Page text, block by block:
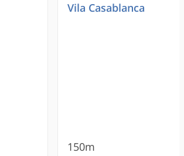
Vila Casablanca
150m